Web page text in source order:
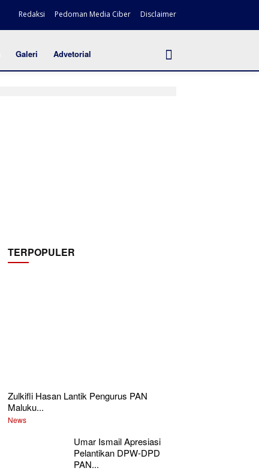
Redaksi Pedoman Media Ciber Disclaimer
Galeri Advetorial
TERPOPULER
Zulkifli Hasan Lantik Pengurus PAN
Maluku...
News
Umar Ismail Apresiasi
Pelantikan DPW-DPD
PAN...